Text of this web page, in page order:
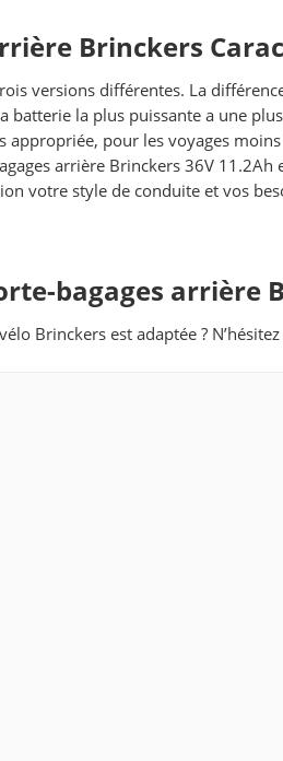
Brinckers
versions différentes. La
batterie la plus puissante a une
pour les voyages
arrière Brinckers 36V
votre style de conduite et vos
bagages arrière
Brinckers est adaptée ?